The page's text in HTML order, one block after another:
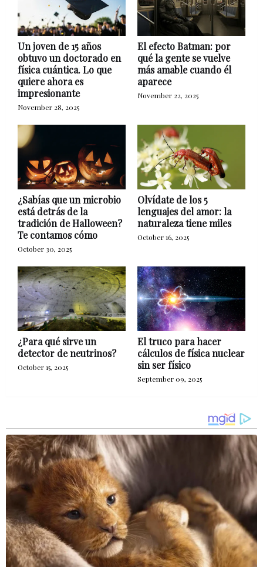
Un joven de 15 años
obtuvo un doctorado en
física cuántica. Lo que
quiere ahora es
impresionante
November 28, 2025
El efecto Batman: por
qué la gente se vuelve
más amable cuando él
aparece
November 22, 2025
¿Sabías que un microbio
está detrás de la
tradición de Halloween?
Te contamos cómo
October 30, 2025
Olvídate de los 5
lenguajes del amor: la
naturaleza tiene miles
October 16, 2025
¿Para qué sirve un
detector de neutrinos?
October 15, 2025
El truco para hacer
cálculos de física nuclear
sin ser físico
September 09, 2025